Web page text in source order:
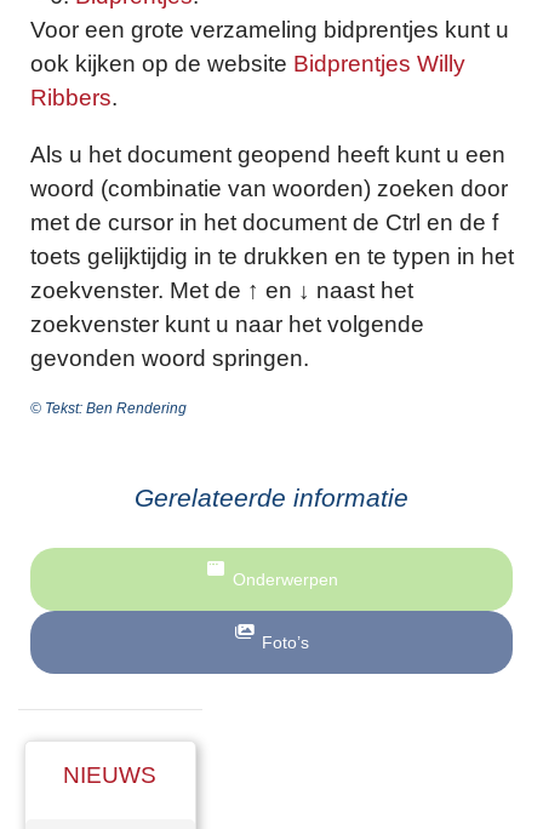
Voor een grote verzameling bidprentjes kunt u
ook kijken op de website Bidprentjes Willy
Ribbers.
Als u het document geopend heeft kunt u een
woord (combinatie van woorden) zoeken door
met de cursor in het document de Ctrl en de f
toets gelijktijdig in te drukken en te typen in het
zoekvenster. Met de ↑ en ↓ naast het
zoekvenster kunt u naar het volgende
gevonden woord springen.
© Tekst: Ben Rendering
Gerelateerde informatie
Onderwerpen
Foto’s
NIEUWS